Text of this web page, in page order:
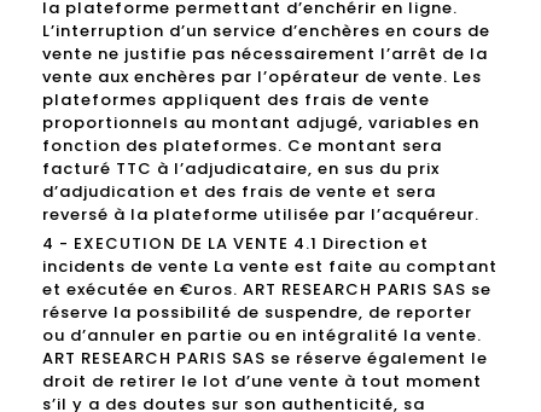
la plateforme permettant d’enchérir en ligne.
L’interruption d’un service d’enchères en cours de
vente ne justifie pas nécessairement l’arrêt de la
vente aux enchères par l’opérateur de vente. Les
plateformes appliquent des frais de vente
proportionnels au montant adjugé, variables en
fonction des plateformes. Ce montant sera
facturé TTC à l’adjudicataire, en sus du prix
d’adjudication et des frais de vente et sera
reversé à la plateforme utilisée par l’acquéreur.
4 - EXECUTION DE LA VENTE 4.1 Direction et
incidents de vente La vente est faite au comptant
et exécutée en €uros. ART RESEARCH PARIS SAS se
réserve la possibilité de suspendre, de reporter
ou d’annuler en partie ou en intégralité la vente.
ART RESEARCH PARIS SAS se réserve également le
droit de retirer le lot d’une vente à tout moment
s’il y a des doutes sur son authenticité, sa